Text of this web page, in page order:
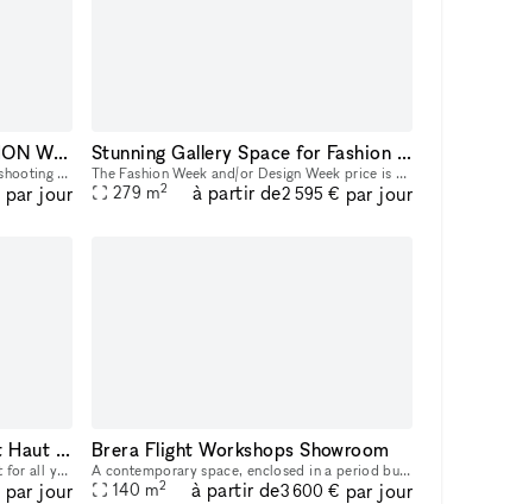
SHOWROOM STUDIO FASHION WEEK
Loft de 200m2 idéal pour Showroom/shooting photo et vidéo situé au coeur du 11e arrondissement. Composé d'un espace hair & makeup de 2 postes, 2 salles de bain avec douche et baignoire, une cuisine
par jour
Stunning Gallery Space for Fashion Events in the Heart of New York City | Historic building in the East Village
The Fashion Week and/or Design Week price is 3125 per day. Immerse your events in the vibrant pulse of New York City with our adaptable space, perfect for fashion shows, trunk shows, and elegant so
279 m2 à partir de2 595 € par jour
pop up store, vast and bright Haut Marais Paris
Ephemeral shop - Pop up Store to rent for all your events (Launch, commercial operation, Fashion week, Expo etc...) Located in the Haut Marais near the Arts et Métiers station. Lively, touristy and b
par jour
Brera Flight Workshops Showroom
A contemporary space, enclosed in a period building with an evocative charm, in the heart of Brera. An enchanting courtyard welcomes guests from their arrival, acting as a filter from the noise of th
140 m2 à partir de3 600 € par jour